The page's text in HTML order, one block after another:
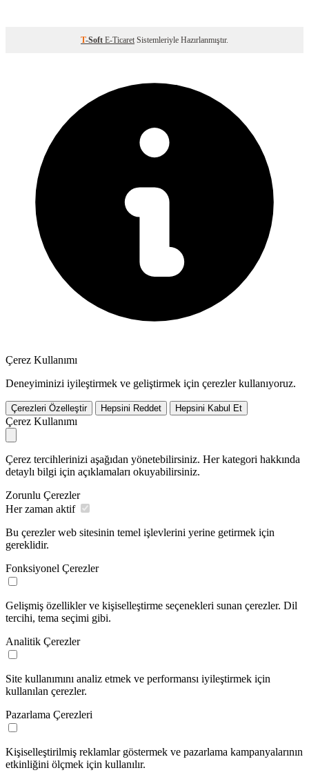
T-Soft E-Ticaret Sistemleriyle Hazırlanmıştır.
Çerez Kullanımı
Deneyiminizi iyileştirmek ve geliştirmek için çerezler kullanıyoruz.
Çerezleri Özelleştir Hepsini Reddet Hepsini Kabul Et
Çerez Kullanımı
Çerez tercihlerinizi aşağıdan yönetebilirsiniz. Her kategori hakkında
detaylı bilgi için açıklamaları okuyabilirsiniz.
Zorunlu Çerezler
Her zaman aktif
Bu çerezler web sitesinin temel işlevlerini yerine getirmek için
gereklidir.
Fonksiyonel Çerezler
Gelişmiş özellikler ve kişiselleştirme seçenekleri sunan çerezler. Dil
tercihi, tema seçimi gibi.
Analitik Çerezler
Site kullanımını analiz etmek ve performansı iyileştirmek için
kullanılan çerezler.
Pazarlama Çerezleri
Kişiselleştirilmiş reklamlar göstermek ve pazarlama kampanyalarının
etkinliğini ölçmek için kullanılır.